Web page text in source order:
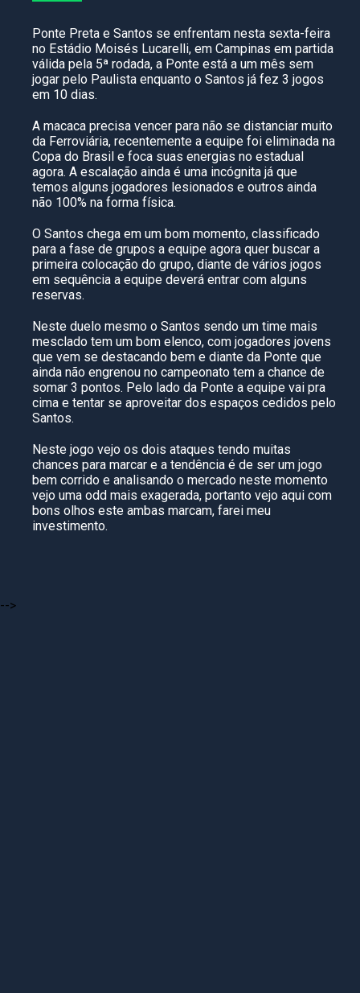
Ponte Preta e Santos se enfrentam nesta sexta-feira
no Estádio Moisés Lucarelli, em Campinas em partida
válida pela 5ª rodada, a Ponte está a um mês sem
jogar pelo Paulista enquanto o Santos já fez 3 jogos
em 10 dias.
A macaca precisa vencer para não se distanciar muito
da Ferroviária, recentemente a equipe foi eliminada na
Copa do Brasil e foca suas energias no estadual
agora. A escalação ainda é uma incógnita já que
temos alguns jogadores lesionados e outros ainda
não 100% na forma física.
O Santos chega em um bom momento, classificado
para a fase de grupos a equipe agora quer buscar a
primeira colocação do grupo, diante de vários jogos
em sequência a equipe deverá entrar com alguns
reservas.
Neste duelo mesmo o Santos sendo um time mais
mesclado tem um bom elenco, com jogadores jovens
que vem se destacando bem e diante da Ponte que
ainda não engrenou no campeonato tem a chance de
somar 3 pontos. Pelo lado da Ponte a equipe vai pra
cima e tentar se aproveitar dos espaços cedidos pelo
Santos.
Neste jogo vejo os dois ataques tendo muitas
chances para marcar e a tendência é de ser um jogo
bem corrido e analisando o mercado neste momento
vejo uma odd mais exagerada, portanto vejo aqui com
bons olhos este ambas marcam, farei meu
investimento.
-->